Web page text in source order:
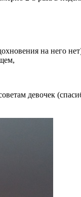
на него
девочек